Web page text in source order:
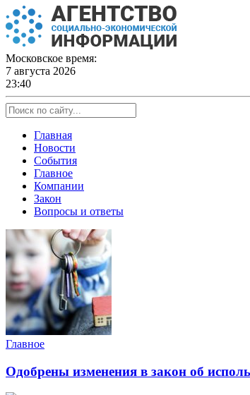
Skip
to
content
Московское время:
7 августа 2026
23:40
Главная
Новости
События
Главное
Компании
Закон
Вопросы и ответы
Главное
Одобрены изменения в закон об